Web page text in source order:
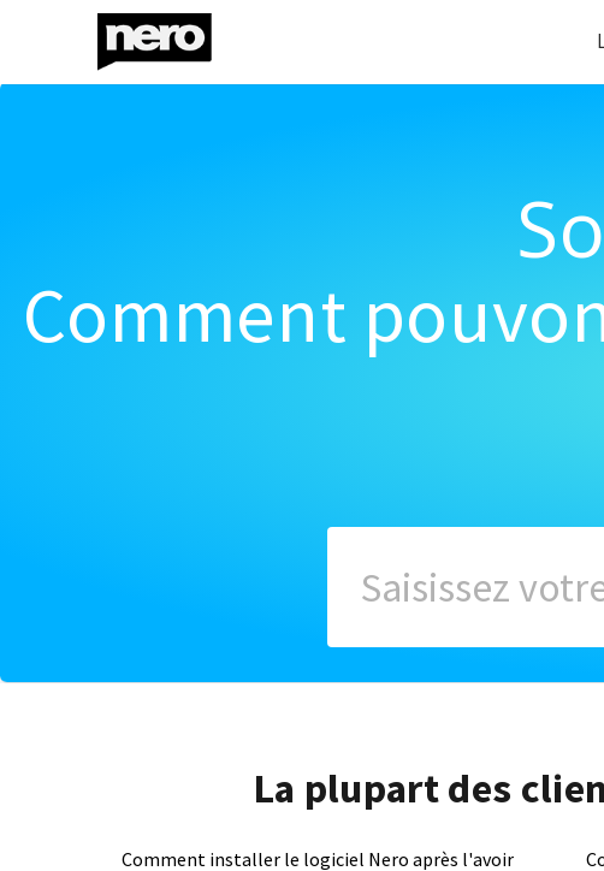
Comment
La plupart des
Comment installer le logiciel Nero après l'avoir